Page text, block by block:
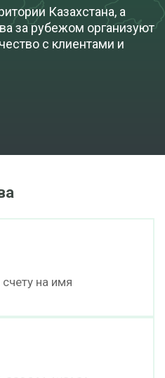
Казахстана, а
за рубежом организуют
с клиентами и
на имя